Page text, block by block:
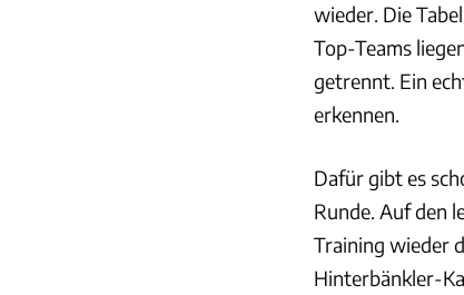
wieder. Die
Top-Teams
getrennt. Ein
erkennen.
Dafür gibt es
Runde. Auf den
Training wieder
Hinterbänkler-